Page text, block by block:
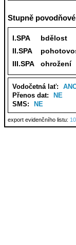
Stupně
I.SPA bdělost
II.SPA
III.SPA
ohrožení
Vodočetná lať:
Přenos dat:
NE
SMS:
NE
export evidenčního listu: